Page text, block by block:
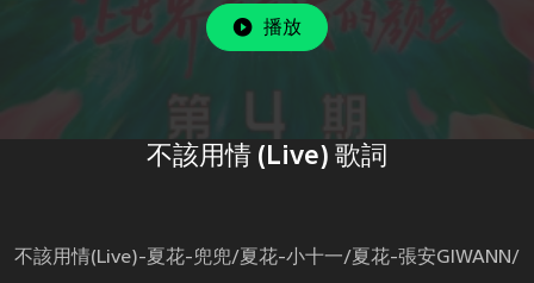
播放
不該用情 (Live) 歌詞
不該用情(Live)-夏花-兜兜/夏花-小十一/夏花-張安GIWANN/